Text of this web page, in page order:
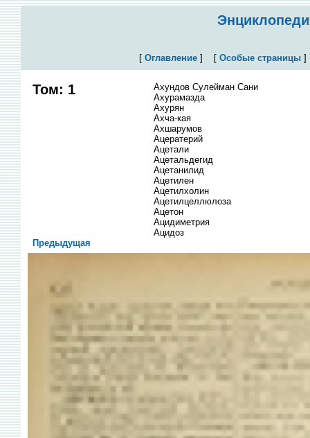
[ Оглавление] [ Особые страницы
Том: 1
Ахундов Сулейман Сани
Ахурамазда
Ахурян
Ахча-кая
Ахшарумов
Ацератерий
Ацетали
Ацетальдегид
Ацетанилид
Ацетилен
Ацетилхолин
Ацетилцеллюлоза
Ацетон
Ацидиметрия
Ацидоз
Предыдущая